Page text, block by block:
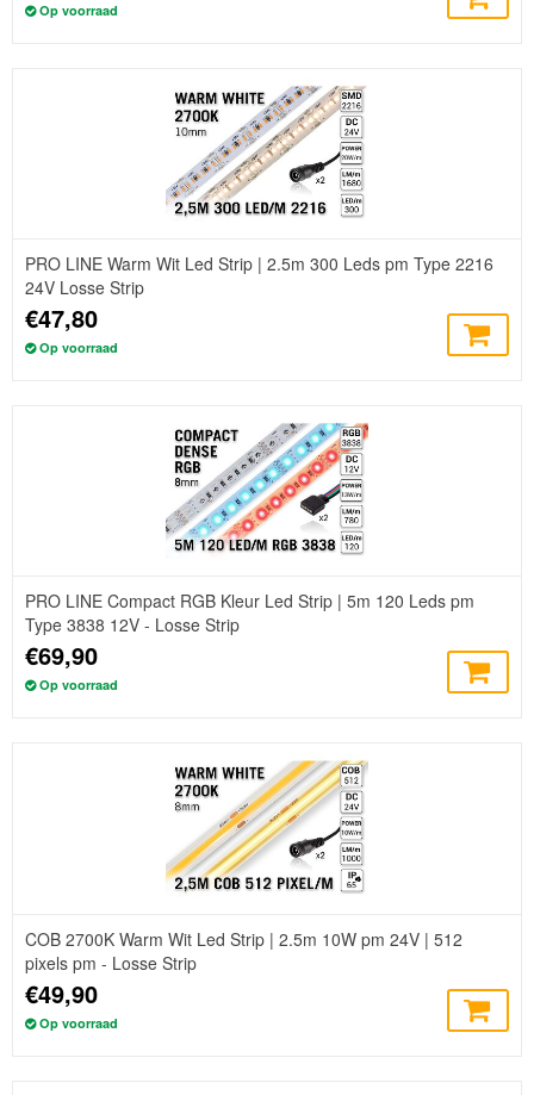
Op voorraad
PRO LINE Warm Wit Led Strip | 2.5m 300 Leds pm Type 2216
24V Losse Strip
€47,80
Op voorraad
PRO LINE Compact RGB Kleur Led Strip | 5m 120 Leds pm
Type 3838 12V - Losse Strip
€69,90
Op voorraad
COB 2700K Warm Wit Led Strip | 2.5m 10W pm 24V | 512
pixels pm - Losse Strip
€49,90
Op voorraad